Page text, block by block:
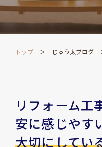
トップ じゅう太ブログ
リフォーム工
安に感じやす
大切にしてい